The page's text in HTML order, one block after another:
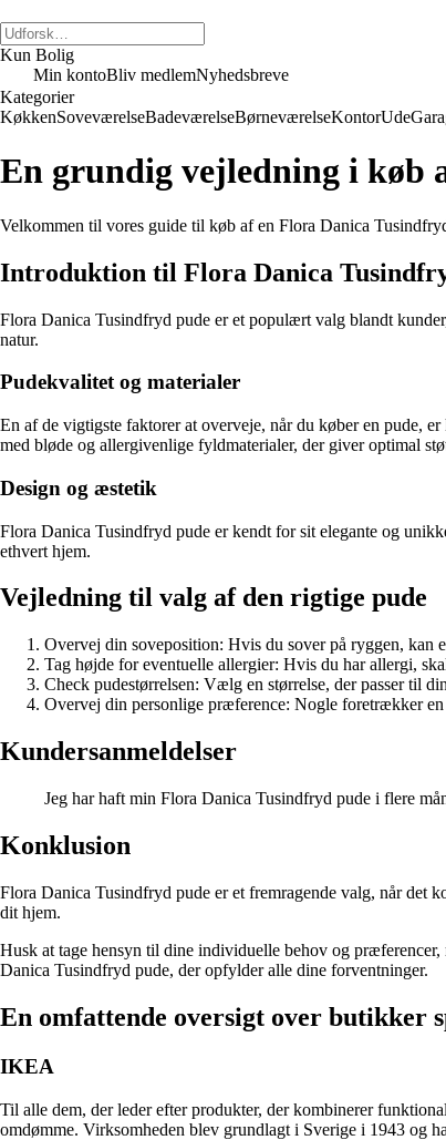
Kun Bolig
Min kontoBliv medlemNyhedsbreve
Kategorier
KøkkenSoveværelseBadeværelseBørneværelseKontorUde
En grundig vejledning i køb
Velkommen til vores guide til køb af en Flora Danica
Introduktion til Flora Danica
Flora Danica Tusindfryd pude er et populært valg blandt
natur.
Pudekvalitet og materialer
En af de vigtigste faktorer at overveje, når du køber en pude,
med bløde og allergivenlige fyldmaterialer, der giver optimal
Design og æstetik
Flora Danica Tusindfryd pude er kendt for sit elegante og
ethvert hjem.
Vejledning til valg af den rigtige pude
Overvej din soveposition: Hvis du sover på ryggen, kan
Tag højde for eventuelle allergier: Hvis du har allergi,
Check pudestørrelsen: Vælg en størrelse, der passer til
Overvej din personlige præference: Nogle foretrækker
Kundersanmeldelser
Jeg har haft min Flora Danica Tusindfryd pude i flere
Konklusion
Flora Danica Tusindfryd pude er et fremragende valg, når
dit hjem.
Husk at tage hensyn til dine individuelle behov og
Danica Tusindfryd pude, der opfylder alle dine forventninger.
En omfattende oversigt over butikker
IKEA
Til alle dem, der leder efter produkter, der kombinerer
omdømme. Virksomheden blev grundlagt i Sverige i 1943 og